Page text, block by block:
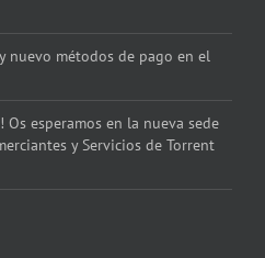
nuevo métodos de pago en el
esperamos en la nueva sede
y Servicios de Torrent